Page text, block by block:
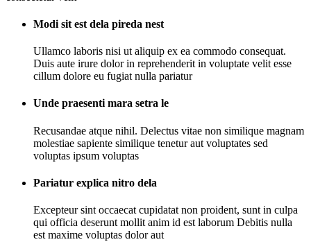
Modi sit est dela pireda nest
Ullamco laboris nisi ut aliquip ex ea commodo consequat.
Duis aute irure dolor in reprehenderit in voluptate velit esse
cillum dolore eu fugiat nulla pariatur
Unde praesenti mara setra le
Recusandae atque nihil. Delectus vitae non similique magnam
molestiae sapiente similique tenetur aut voluptates sed
voluptas ipsum voluptas
Pariatur explica nitro dela
Excepteur sint occaecat cupidatat non proident, sunt in culpa
qui officia deserunt mollit anim id est laborum Debitis nulla
est maxime voluptas dolor aut